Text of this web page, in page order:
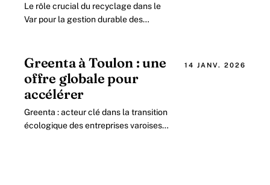
Le rôle crucial du recyclage dans le
Var pour la gestion durable des
manifeste.
Greenta à Toulon : une
offre globale pour
accélérer
Greenta : acteur clé dans la transition
écologique des entreprises varoises à
14 JANV. 2026